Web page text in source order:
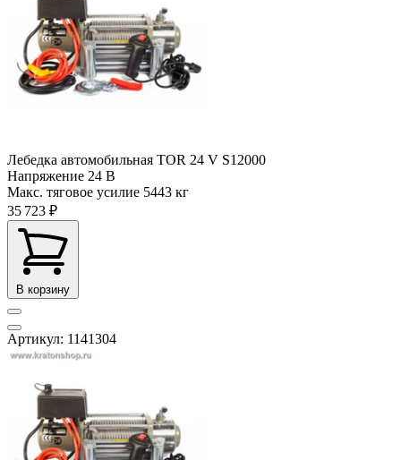
Лебедка автомобильная TOR 24 V S12000
Напряжение 24 В
Макс. тяговое усилие 5443 кг
35 723 ₽
В корзину
Артикул: 1141304